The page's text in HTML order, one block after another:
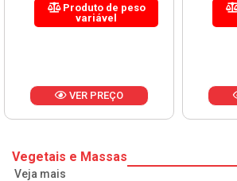
Produto de peso
variável
VER PREÇO
Vegetais e Massas
Veja mais